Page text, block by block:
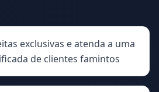
exclusivas e atenda a uma
de clientes famintos